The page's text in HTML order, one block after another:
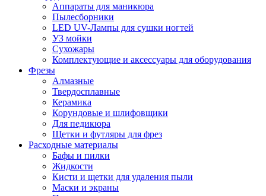
Аппараты для маникюра
Пылесборники
LED UV-Лампы для сушки ногтей
УЗ мойки
Сухожары
Комплектующие и аксессуары для оборудования
Фрезы
Алмазные
Твердосплавные
Керамика
Корундовые и шлифовщики
Для педикюра
Щетки и футляры для фрез
Расходные материалы
Бафы и пилки
Жидкости
Кисти и щетки для удаления пыли
Маски и экраны